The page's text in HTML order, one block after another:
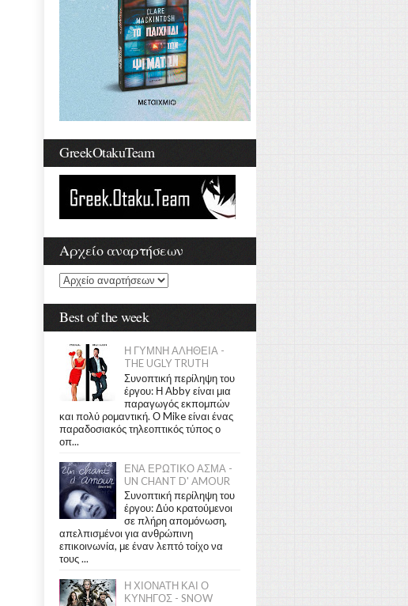
GreekOtakuTeam
Αρχείο αναρτήσεων
Best of the week
Η ΓΥΜΝΗ ΑΛΗΘΕΙΑ -
THE UGLY TRUTH
Συνοπτική περίληψη του
έργου: Η Abby είναι μια
παραγωγός εκπομπών
και πολύ ρομαντική. Ο Mike είναι ένας
παραδοσιακός τηλεοπτικός τύπος ο
οπ...
ΕΝΑ ΕΡΩΤΙΚΟ ΑΣΜΑ -
UN CHANT D' AMOUR
Συνοπτική περίληψη του
έργου: Δύο κρατούμενοι
σε πλήρη απομόνωση,
απελπισμένοι για ανθρώπινη
επικοινωνία, με έναν λεπτό τοίχο να
τους ...
Η ΧΙΟΝΑΤΗ ΚΑΙ Ο
ΚΥΝΗΓΟΣ - SNOW